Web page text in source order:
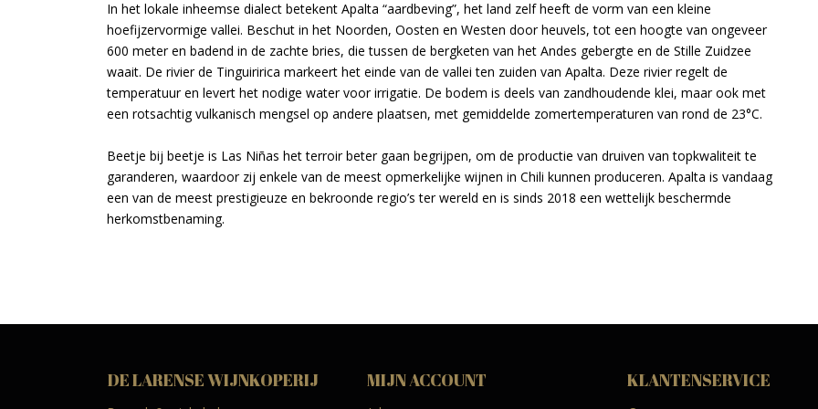
In het lokale inheemse dialect betekent Apalta “aardbeving”, het land zelf heeft de vorm van een kleine
hoefijzervormige vallei. Beschut in het Noorden, Oosten en Westen door heuvels, tot een hoogte van ongeveer
600 meter en badend in de zachte bries, die tussen de bergketen van het Andes gebergte en de Stille Zuidzee
waait. De rivier de Tinguiririca markeert het einde van de vallei ten zuiden van Apalta. Deze rivier regelt de
temperatuur en levert het nodige water voor irrigatie. De bodem is deels van zandhoudende klei, maar ook met
een rotsachtig vulkanisch mengsel op andere plaatsen, met gemiddelde zomertemperaturen van rond de 23°C.
Beetje bij beetje is Las Niñas het terroir beter gaan begrijpen, om de productie van druiven van topkwaliteit te
garanderen, waardoor zij enkele van de meest opmerkelijke wijnen in Chili kunnen produceren. Apalta is vandaag
een van de meest prestigieuze en bekroonde regio’s ter wereld en is sinds 2018 een wettelijk beschermde
herkomstbenaming.
DE LARENSE WIJNKOPERIJ MIJN ACCOUNT KLANTENSERVICE